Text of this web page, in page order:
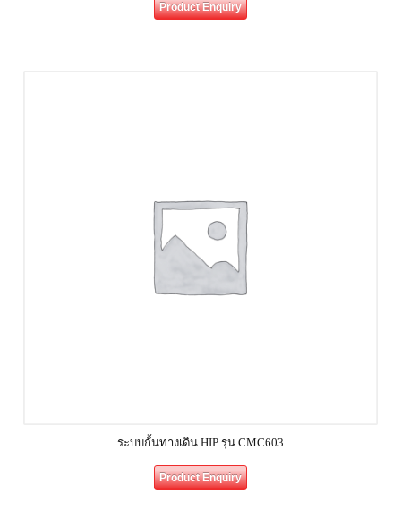
Product Enquiry
ระบบกั้นทางเดิน HIP รุ่น CMC603
Product Enquiry